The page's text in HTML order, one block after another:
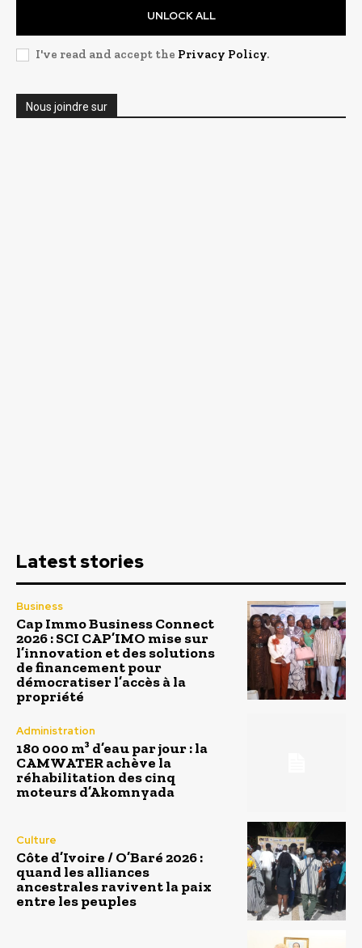
UNLOCK ALL
I've read and accept the Privacy Policy.
Nous joindre sur
Latest stories
Business
Cap Immo Business Connect
2026 : SCI CAP’IMO mise sur
l’innovation et des solutions
de financement pour
démocratiser l’accès à la
propriété
Administration
180 000 m³ d’eau par jour : la
CAMWATER achève la
réhabilitation des cinq
moteurs d’Akomnyada
Culture
Côte d’Ivoire / O’Baré 2026 :
quand les alliances
ancestrales ravivent la paix
entre les peuples